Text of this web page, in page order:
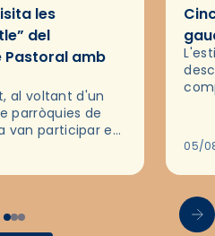
les
del
Pastoral amb
al voltant d'un
parròquies de
van participar en
organitzades
05/